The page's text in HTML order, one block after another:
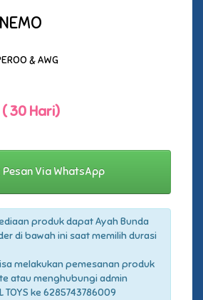
& AWG
30 Hari)
Pesan Via WhatsApp
produk dapat Ayah Bunda
di bawah ini saat memilih durasi
melakukan pemesanan produk
atau menghubungi admin
TOYS ke 6285743786009